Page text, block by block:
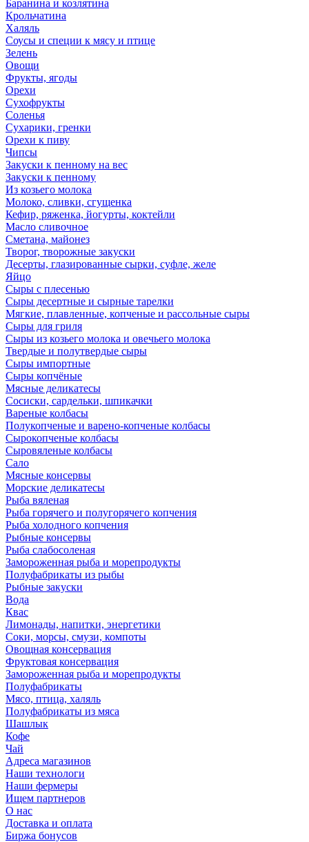
Баранина и козлятина
Крольчатина
Халяль
Соусы и специи к мясу и птице
Зелень
Овощи
Фрукты, ягоды
Орехи
Сухофрукты
Соленья
Сухарики, гренки
Орехи к пиву
Чипсы
Закуски к пенному на вес
Закуски к пенному
Из козьего молока
Молоко, сливки, сгущенка
Кефир, ряженка, йогурты, коктейли
Масло сливочное
Сметана, майонез
Творог, творожные закуски
Десерты, глазированные сырки, суфле, желе
Яйцо
Сыры с плесенью
Сыры десертные и сырные тарелки
Мягкие, плавленные, копченые и рассольные сыры
Сыры для гриля
Сыры из козьего молока и овечьего молока
Твердые и полутвердые сыры
Сыры импортные
Сыры копчёные
Мясные деликатесы
Сосиски, сардельки, шпикачки
Вареные колбасы
Полукопченые и варено-копченые колбасы
Сырокопченые колбасы
Сыровяленые колбасы
Сало
Мясные консервы
Морские деликатесы
Рыба вяленая
Рыба горячего и полугорячего копчения
Рыба холодного копчения
Рыбные консервы
Рыба слабосоленая
Замороженная рыба и морепродукты
Полуфабрикаты из рыбы
Рыбные закуски
Вода
Квас
Лимонады, напитки, энергетики
Соки, морсы, смузи, компоты
Овощная консервация
Фруктовая консервация
Замороженная рыба и морепродукты
Полуфабрикаты
Мясо, птица, халяль
Полуфабрикаты из мяса
Шашлык
Кофе
Чай
Адреса магазинов
Наши технологи
Наши фермеры
Ищем партнеров
О нас
Доставка и оплата
Биржа бонусов